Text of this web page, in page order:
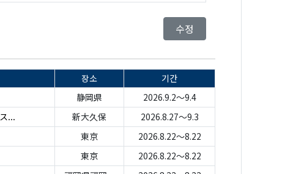
수정
장소
기간
静岡県
2026.9.2～9.4
...
新大久保
2026.8.27～9.3
東京
2026.8.22～8.22
東京
2026.8.22～8.22